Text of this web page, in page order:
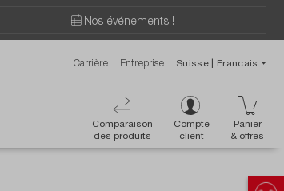
Nos événements !
Carrière Entreprise Suisse | Francais
Comparaison
des produits
Compte
client
Panier
& offres